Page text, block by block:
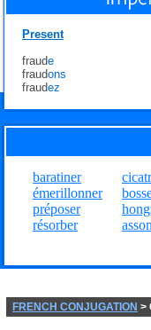
Present
fraude
fraudons
fraudez
baratiner
émerillonner
préposer
résorber
FRENCH CONJUGATION >